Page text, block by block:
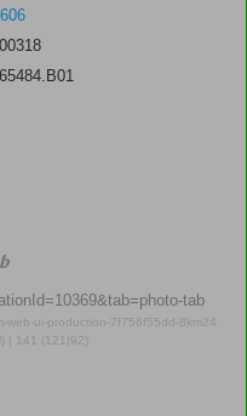
tab
web-ui-production-7f756f55dd-8km24
| 141 (121|92)